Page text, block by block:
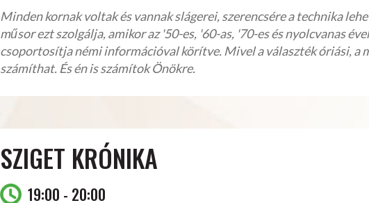
Minden kornak voltak és vannak slágerei, szerencsére a technika
műsor ezt szolgálja, amikor az '50-es, '60-as, '70-es és nyolcvanas
csoportosítja némi információval körítve. Mivel a választék óriási, a
számíthat. És én is számítok Önökre.
SZIGET KRÓNIKA
19:00 - 20:00